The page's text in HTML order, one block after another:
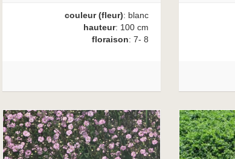
couleur (fleur): blanc
hauteur: 100 cm
floraison: 7- 8